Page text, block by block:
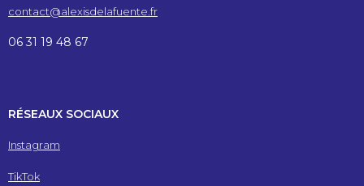
contact@alexisdelafuente.fr
06 31 19 48 67
RÉSEAUX SOCIAUX
Instagram
TikTok